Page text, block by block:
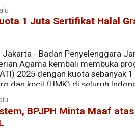
1 Juta Sertifikat Halal
Jakarta - Badan Penyelenggara
Agama kembali membuka
2025 dengan kuota sebanyak
dan kecil (UMK) di seluruh
BPJPH Minta Maaf